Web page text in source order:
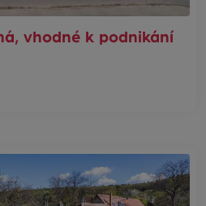
vhodné k podnikání